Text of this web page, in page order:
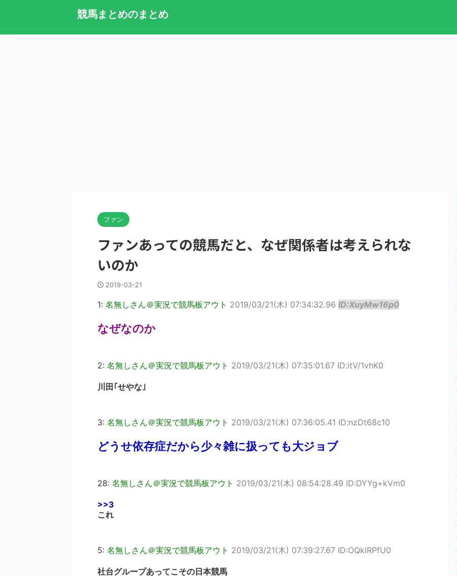
競馬まとめのまとめ
ファン
ファンあっての競馬だと、なぜ関係者は考えられな
いのか
2019-03-21
1: 名無しさん＠実況で競馬板アウト 2019/03/21(木) 07:34:32.96 ID:XuyMw16p0
なぜなのか
2: 名無しさん＠実況で競馬板アウト 2019/03/21(木) 07:35:01.67 ID:itV/1vhK0
川田｢せやな｣
3: 名無しさん＠実況で競馬板アウト 2019/03/21(木) 07:36:05.41 ID:nzDt68c10
どうせ依存症だから少々雑に扱っても大ジョブ
28: 名無しさん＠実況で競馬板アウト 2019/03/21(木) 08:54:28.49 ID:DYYg+kVm0
>>3
これ
5: 名無しさん＠実況で競馬板アウト 2019/03/21(木) 07:39:27.67 ID:OQklRPfU0
社台グループあってこその日本競馬